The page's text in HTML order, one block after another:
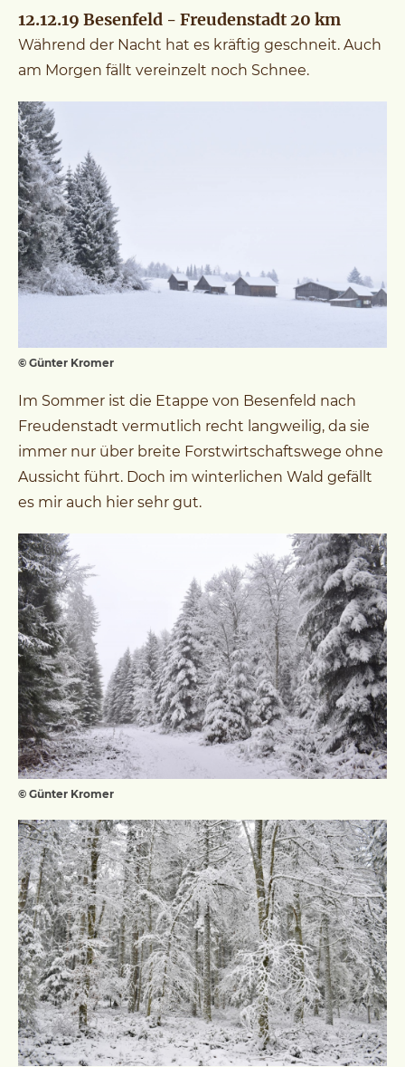
12.12.19 Besenfeld - Freudenstadt 20 km
Während der Nacht hat es kräftig geschneit. Auch
am Morgen fällt vereinzelt noch Schnee.
© Günter Kromer
Im Sommer ist die Etappe von Besenfeld nach
Freudenstadt vermutlich recht langweilig, da sie
immer nur über breite Forstwirtschaftswege ohne
Aussicht führt. Doch im winterlichen Wald gefällt
es mir auch hier sehr gut.
© Günter Kromer